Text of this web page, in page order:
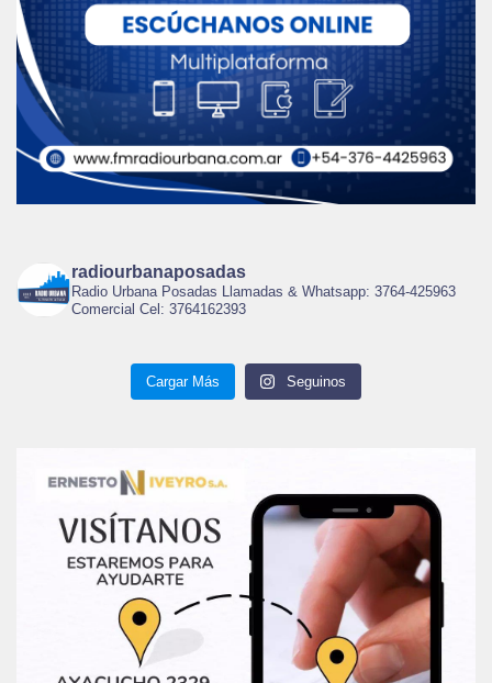
radiourbanaposadas
Radio Urbana Posadas Llamadas & Whatsapp: 3764-425963
Comercial Cel: 3764162393
Cargar Más Seguinos